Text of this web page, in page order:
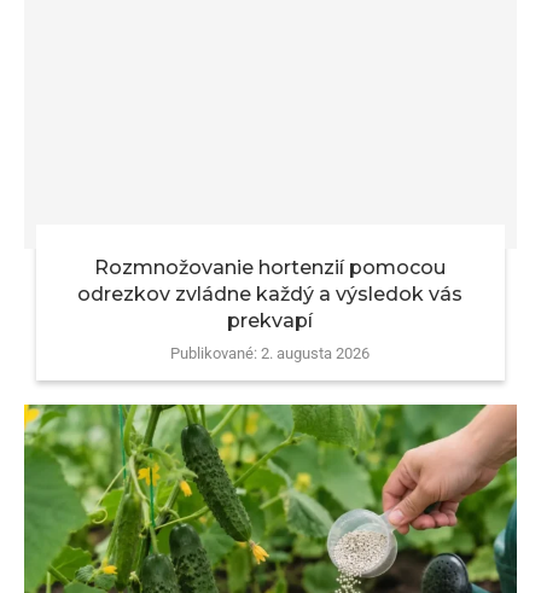
Rozmnožovanie hortenzií pomocou
odrezkov zvládne každý a výsledok vás
prekvapí
Publikované: 2. augusta 2026